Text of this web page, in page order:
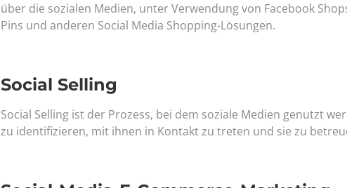
über die sozialen Medien, unter Verwendung von Facebook
Pins und anderen Social Media Shopping-Lösungen.
Social Selling
Social Selling ist der Prozess, bei dem soziale Medien genutzt
zu identifizieren, mit ihnen in Kontakt zu treten und sie zu